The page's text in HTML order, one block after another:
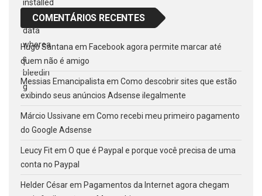
COMENTÁRIOS RECENTES
Hugo Santana em Facebook agora permite marcar até
quem não é amigo
Messias Emancipalista em Como descobrir sites que estão
exibindo seus anúncios Adsense ilegalmente
Márcio Ussivane em Como recebi meu primeiro pagamento
do Google Adsense
Leucy Fitem O que é Paypal e porque você precisa de uma
conta no Paypal
Helder Césarem Pagamentos da Internet agora chegam